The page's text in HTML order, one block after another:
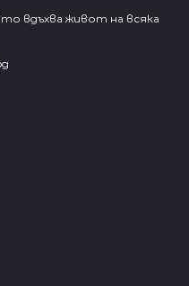
вдъхва живот на всяка